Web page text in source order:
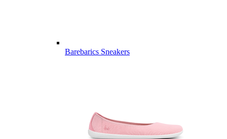
Barebarics Sneakers